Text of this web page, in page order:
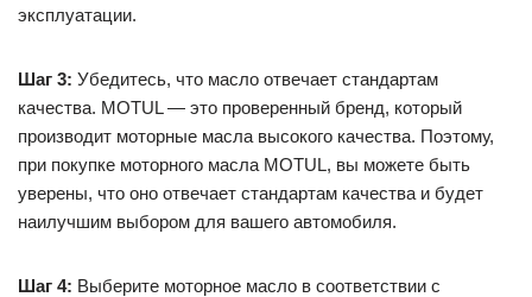
эксплуатации.
Шаг 3: Убедитесь, что масло отвечает стандартам
качества. MOTUL — это проверенный бренд, который
производит моторные масла высокого качества. Поэтому,
при покупке моторного масла MOTUL, вы можете быть
уверены, что оно отвечает стандартам качества и будет
наилучшим выбором для вашего автомобиля.
Шаг 4: Выберите моторное масло в соответствии с